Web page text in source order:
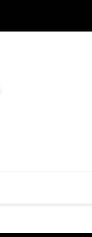
Fitness Brasil Expo